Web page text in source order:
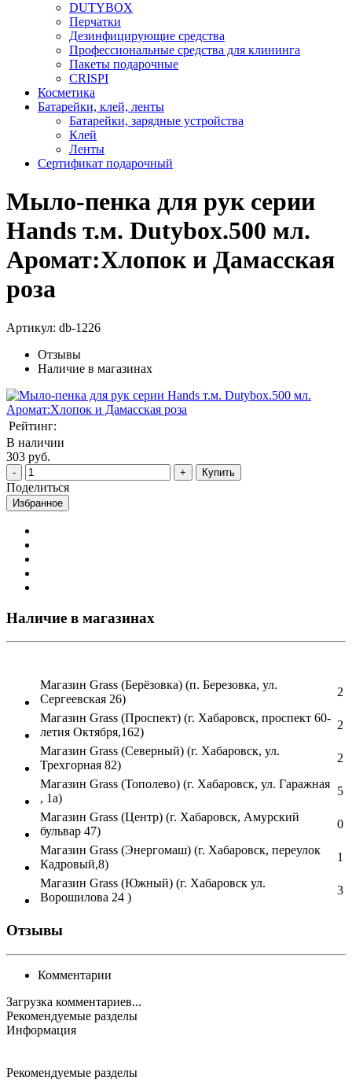
DUTYBOX
Перчатки
Дезинфицирующие средства
Профессиональные средства для клининга
Пакеты подарочные
CRISPI
Косметика
Батарейки, клей, ленты
Батарейки, зарядные устройства
Клей
Ленты
Сертификат подарочный
Мыло-пенка для рук серии
Hands т.м. Dutybox.500 мл.
Аромат:Хлопок и Дамасская
роза
Артикул: db-1226
Отзывы
Наличие в магазинах
Рейтинг:
В наличии
303 руб.
Купить
Поделиться
Избранное
Наличие в магазинах
Магазин Grass (Берёзовка) (п. Березовка, ул.
Сергеевская 26)
2
Магазин Grass (Проспект) (г. Хабаровск, проспект 60-
летия Октября,162)
2
Магазин Grass (Северный) (г. Хабаровск, ул.
Трехгорная 82)
2
Магазин Grass (Тополево) (г. Хабаровск, ул. Гаражная
, 1а)
5
Магазин Grass (Центр) (г. Хабаровск, Амурский
бульвар 47)
0
Магазин Grass (Энергомаш) (г. Хабаровск, переулок
Кадровый,8)
1
Магазин Grass (Южный) (г. Хабаровск ул.
Ворошилова 24 )
3
Отзывы
Комментарии
Загрузка комментариев...
Рекомендуемые разделы
Информация
Рекомендуемые разделы